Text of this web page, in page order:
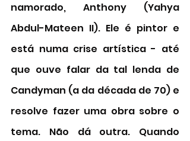
namorado, Anthony (Yahya
Abdul-Mateen II). Ele é pintor e
está numa crise artística - até
que ouve falar da tal lenda de
Candyman (a da década de 70) e
resolve fazer uma obra sobre o
tema. Não dá outra. Quando